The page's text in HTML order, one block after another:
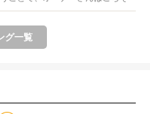
グ一覧